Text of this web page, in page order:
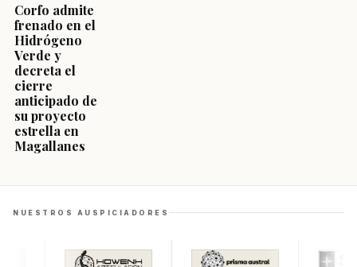
Corfo admite
frenado en el
Hidrógeno
Verde y
decreta el
cierre
anticipado de
su proyecto
estrella en
Magallanes
NUESTROS AUSPICIADORES